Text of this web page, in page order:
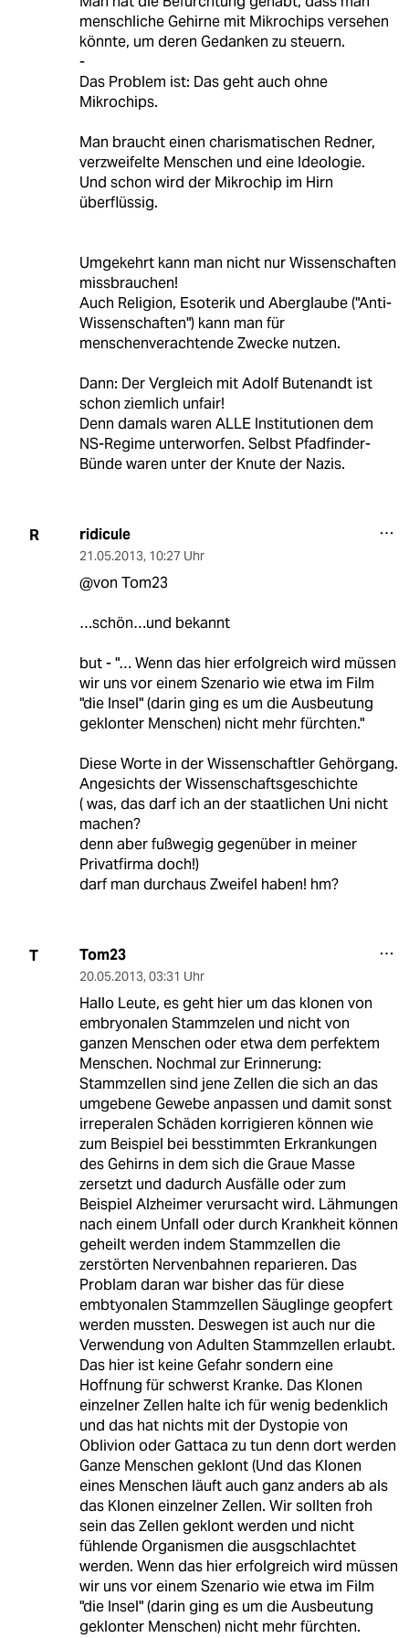
menschliche Gehirne mit Mikrochips versehen
könnte, um deren Gedanken zu steuern.
-
Das Problem ist: Das geht auch ohne
Mikrochips.
Man braucht einen charismatischen Redner,
verzweifelte Menschen und eine Ideologie.
Und schon wird der Mikrochip im Hirn
überflüssig.
Umgekehrt kann man nicht nur Wissenschaften
missbrauchen!
Auch Religion, Esoterik und Aberglaube ("Anti-
Wissenschaften") kann man für
menschenverachtende Zwecke nutzen.
Dann: Der Vergleich mit Adolf Butenandt ist
schon ziemlich unfair!
Denn damals waren ALLE Institutionen dem
NS-Regime unterworfen. Selbst Pfadfinder-
Bünde waren unter der Knute der Nazis.
R ridicule
21.05.2013, 10:27 Uhr
@von Tom23
…schön…und bekannt
but - "… Wenn das hier erfolgreich wird müssen
wir uns vor einem Szenario wie etwa im Film
"die Insel" (darin ging es um die Ausbeutung
geklonter Menschen) nicht mehr fürchten."
Diese Worte in der Wissenschaftler Gehörgang.
Angesichts der Wissenschaftsgeschichte
( was, das darf ich an der staatlichen Uni nicht
machen?
denn aber fußwegig gegenüber in meiner
Privatfirma doch!)
darf man durchaus Zweifel haben! hm?
T Tom23
20.05.2013, 03:31 Uhr
Hallo Leute, es geht hier um das klonen von
embryonalen Stammzelen und nicht von
ganzen Menschen oder etwa dem perfektem
Menschen. Nochmal zur Erinnerung:
Stammzellen sind jene Zellen die sich an das
umgebene Gewebe anpassen und damit sonst
irreperalen Schäden korrigieren können wie
zum Beispiel bei besstimmten Erkrankungen
des Gehirns in dem sich die Graue Masse
zersetzt und dadurch Ausfälle oder zum
Beispiel Alzheimer verursacht wird. Lähmungen
nach einem Unfall oder durch Krankheit können
geheilt werden indem Stammzellen die
zerstörten Nervenbahnen reparieren. Das
Problam daran war bisher das für diese
embtyonalen Stammzellen Säuglinge geopfert
werden mussten. Deswegen ist auch nur die
Verwendung von Adulten Stammzellen erlaubt.
Das hier ist keine Gefahr sondern eine
Hoffnung für schwerst Kranke. Das Klonen
einzelner Zellen halte ich für wenig bedenklich
und das hat nichts mit der Dystopie von
Oblivion oder Gattaca zu tun denn dort werden
Ganze Menschen geklont (Und das Klonen
eines Menschen läuft auch ganz anders ab als
das Klonen einzelner Zellen. Wir sollten froh
sein das Zellen geklont werden und nicht
fühlende Organismen die ausgschlachtet
werden. Wenn das hier erfolgreich wird müssen
wir uns vor einem Szenario wie etwa im Film
"die Insel" (darin ging es um die Ausbeutung
geklonter Menschen) nicht mehr fürchten.